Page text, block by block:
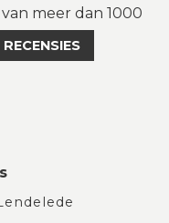
van meer dan 1000
RECENSIES